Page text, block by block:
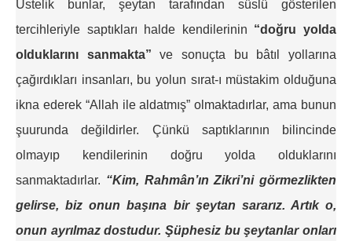
Üstelik bunlar, şeytan tarafından süslü gösterilen
tercihleriyle saptıkları halde kendilerinin “doğru yolda
olduklarını sanmakta” ve sonuçta bu bâtıl yollarına
çağırdıkları insanları, bu yolun sırat-ı müstakim olduğuna
ikna ederek “Allah ile aldatmış” olmaktadırlar, ama bunun
şuurunda değildirler. Çünkü saptıklarının bilincinde
olmayıp kendilerinin doğru yolda olduklarını
sanmaktadırlar. “Kim, Rahmân’ın Zikri’ni görmezlikten
gelirse, biz onun başına bir şeytan sararız. Artık o,
onun ayrılmaz dostudur. Şüphesiz bu şeytanlar onları